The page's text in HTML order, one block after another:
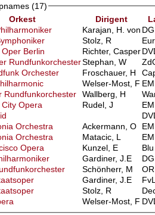
(17)
Orkest
Dirigent
Karajan, H. von DG
Stolz, R
Berlin
Richter, Casper
RundfunkorchesterStephan, W
Orchester
Froschauer, H
Welser-Most, F
Rundfunkorchester
Wallberg, H
City Opera
Rudel, J
Orchestra
Ackermann, O
Orchestra
Matacic, L
Opera
Kunzel, E
Gardiner, J.E
DG
Schönherr, M
Gardiner, J.E
Stolz, R
Welser-Most, F